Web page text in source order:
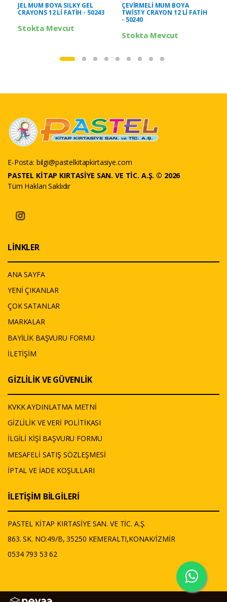
JEL MUM BOYA SILKY GEL
CRAYONS 12 Lİ FATİH - 50243
Stokta Mevcut
ÇEVİRMELİ MUM BOYA
TWİSTY CRAYON 12 Lİ FATİH
- 50240
Stokta Mevcut
E-Posta: bilgi@pastelkitapkirtasiye.com
PASTEL KİTAP KIRTASİYE SAN. VE TİC. A.Ş. © 2026
Tüm Hakları Saklıdır
LİNKLER
ANA SAYFA
YENİ ÇIKANLAR
ÇOK SATANLAR
MARKALAR
BAYİLİK BAŞVURU FORMU
İLETİŞİM
GİZLİLİK VE GÜVENLİK
KVKK AYDINLATMA METNİ
GİZLİLİK VE VERİ POLİTİKASI
İLGİLİ KİŞİ BAŞVURU FORMU
MESAFELİ SATIŞ SÖZLEŞMESİ
İPTAL VE İADE KOŞULLARI
İLETİŞİM BİLGİLERİ
PASTEL KİTAP KIRTASİYE SAN. VE TİC. A.Ş.
863. SK. NO:49/B, 35250 KEMERALTI,KONAK/İZMİR
0534 793 53 62